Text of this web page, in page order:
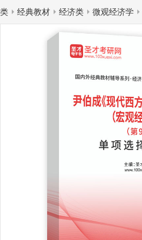
经典教材 经济类 微观经济学